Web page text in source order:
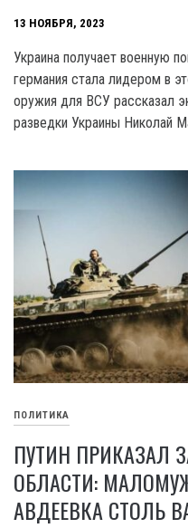
13 НОЯБРЯ, 2023
Украина получает военную
германия стала лидером в
оружия для ВСУ рассказал
разведки Украины Николай
ПОЛИТИКА
ПУТИН ПРИКАЗАЛ
ОБЛАСТИ:
АВДЕЕВКА СТОЛЬ